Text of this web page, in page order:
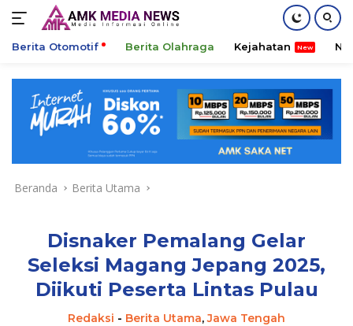
konten
Berita Otomotif Berita Olahraga Kejahatan
Beranda Berita Utama
Disnaker Pemalang Gelar
Seleksi Magang Jepang 2025,
Diikuti Peserta Lintas Pulau
Redaksi - Berita Utama,Jawa Tengah